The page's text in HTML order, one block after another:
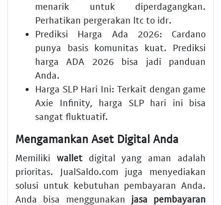
menarik untuk diperdagangkan.
Perhatikan pergerakan ltc to idr.
Prediksi Harga Ada 2026: Cardano
punya basis komunitas kuat. Prediksi
harga ADA 2026 bisa jadi panduan
Anda.
Harga SLP Hari Ini: Terkait dengan game
Axie Infinity, harga SLP hari ini bisa
sangat fluktuatif.
Mengamankan Aset Digital Anda
Memiliki walletdigital yang aman adalah
prioritas. JualSaldo.com juga menyediakan
solusi untuk kebutuhan pembayaran Anda.
Anda bisa menggunakan jasa pembayaran